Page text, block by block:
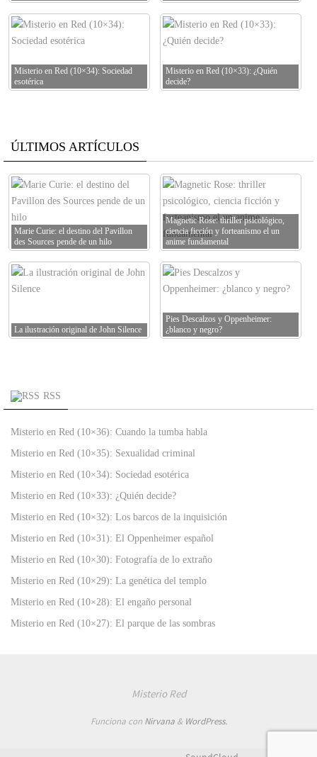
Misterio en Red (10×34): Sociedad
esotérica
Misterio en Red (10×33): ¿Quién
decide?
ÚLTIMOS ARTÍCULOS
Marie Curie: el destino del Pavillon
des Sources pende de un hilo
Magnetic Rose: thriller psicológico,
ciencia ficción y forteanismo el un
anime fundamental
La ilustración original de John Silence
Pies Descalzos y Oppenheimer:
¿blanco y negro?
RSS
Misterio en Red (10×36): Cuando la tumba habla
Misterio en Red (10×35): Sexualidad criminal
Misterio en Red (10×34): Sociedad esotérica
Misterio en Red (10×33): ¿Quién decide?
Misterio en Red (10×32): Los barcos de la inquisición
Misterio en Red (10×31): El Oppenheimer español
Misterio en Red (10×30): Fotografía de lo extraño
Misterio en Red (10×29): La genética del templo
Misterio en Red (10×28): El engaño personal
Misterio en Red (10×27): El parque de las sombras
Misterio Red
Funciona con Nirvana& WordPress.